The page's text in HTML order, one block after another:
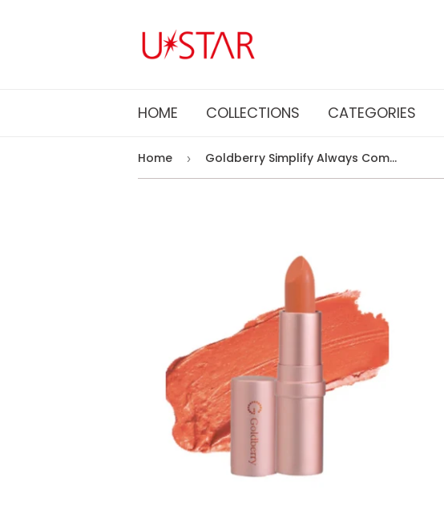
HOME COLLECTIONS CATEGORIES
Home › Goldberry Simplify Always Comfort Lipstick #04 Coral Sunset